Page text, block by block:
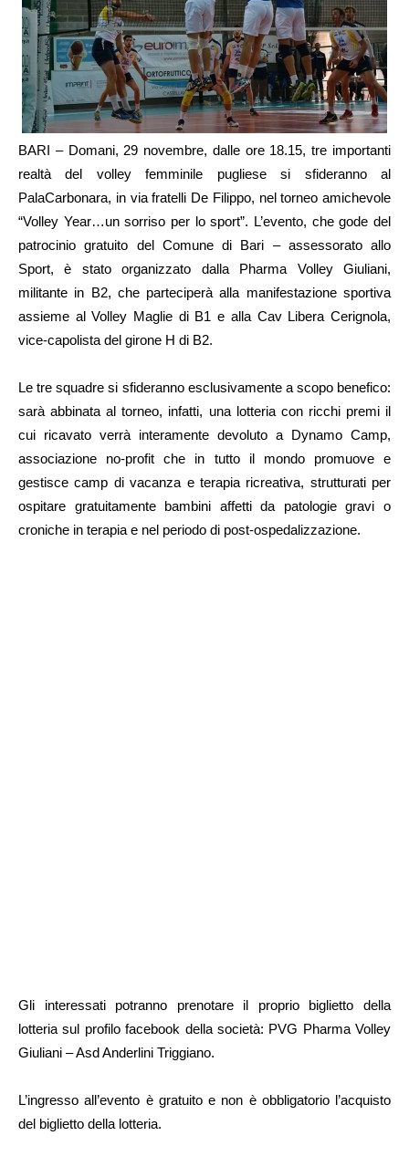
BARI – Domani, 29 novembre, dalle ore 18.15, tre importanti
realtà del volley femminile pugliese si sfideranno al
PalaCarbonara, in via fratelli De Filippo, nel torneo amichevole
“Volley Year…un sorriso per lo sport”. L’evento, che gode del
patrocinio gratuito del Comune di Bari – assessorato allo
Sport, è stato organizzato dalla Pharma Volley Giuliani,
militante in B2, che parteciperà alla manifestazione sportiva
assieme al Volley Maglie di B1 e alla Cav Libera Cerignola,
vice-capolista del girone H di B2.
Le tre squadre si sfideranno esclusivamente a scopo benefico:
sarà abbinata al torneo, infatti, una lotteria con ricchi premi il
cui ricavato verrà interamente devoluto a Dynamo Camp,
associazione no-profit che in tutto il mondo promuove e
gestisce camp di vacanza e terapia ricreativa, strutturati per
ospitare gratuitamente bambini affetti da patologie gravi o
croniche in terapia e nel periodo di post-ospedalizzazione.
Gli interessati potranno prenotare il proprio biglietto della
lotteria sul profilo facebook della società: PVG Pharma Volley
Giuliani – Asd Anderlini Triggiano.
L’ingresso all’evento è gratuito e non è obbligatorio l’acquisto
del biglietto della lotteria.